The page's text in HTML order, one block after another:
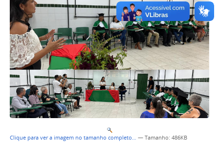
Clique para ver a imagem no tamanho completo… — Tamanho: 486KB